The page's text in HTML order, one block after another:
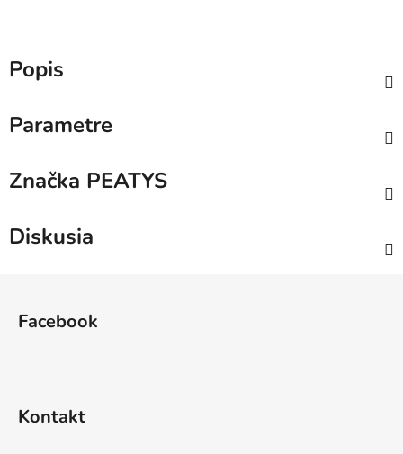
Popis
Parametre
Značka PEATYS
Diskusia
Facebook
Kontakt